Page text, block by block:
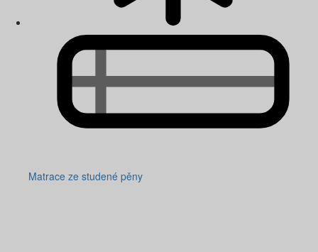
Matrace ze studené pěny